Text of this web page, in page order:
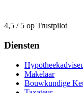
4,5 / 5 op Trustpilot
Diensten
Makelaar
Bouwkundige